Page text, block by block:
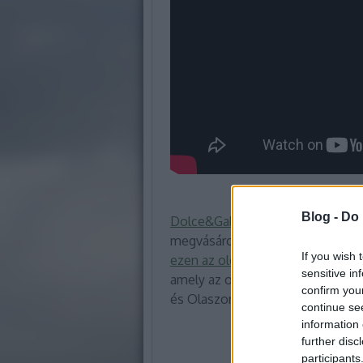
Blog -
If you wish
sensitive
confirm
continue
information
further
Dolce&Gabbana tervezte a
megvásárolhatsz
ezen az oldalon
.Így
amely az olasz minőséget és
és Olaszország Ikonikus